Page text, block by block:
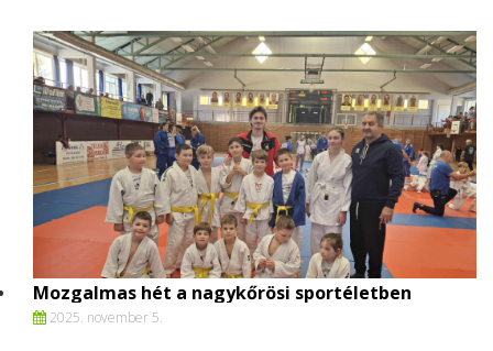
Mozgalmas hét a nagykőrösi sportéletben
2025. november 5.